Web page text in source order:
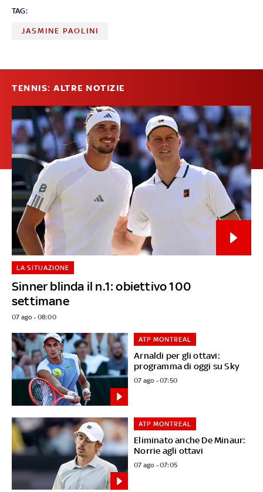
TAG:
JASMINE PAOLINI
TENNIS: ALTRE NOTIZIE
Sinner blinda il n.1: obiettivo 100
settimane
LA SITUAZIONE
07 ago - 08:00
Arnaldi per gli ottavi:
programma di oggi su Sky
ATP MONTREAL
07 ago - 07:50
Eliminato anche De Minaur:
Norrie agli ottavi
ATP MONTREAL
07 ago - 07:05